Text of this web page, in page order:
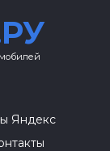
Яндекс